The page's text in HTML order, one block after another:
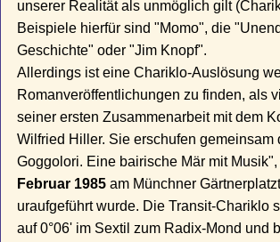
unserer Realität als unmöglich gilt
Beispiele hierfür sind "Momo", die
Geschichte" oder "Jim Knopf".
Allerdings ist eine Chariklo-Auslösung
Romanveröffentlichungen zu finden, als
seiner ersten Zusammenarbeit mit dem
Wilfried Hiller. Sie erschufen gemeinsam
Goggolori. Eine bairische Mär mit
Februar 1985 am Münchner
uraufgeführt wurde. Die Transit-Chariklo
auf 0°06' im Sextil zum Radix-Mond und